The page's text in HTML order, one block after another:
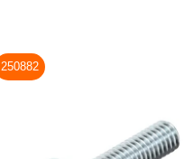
250882